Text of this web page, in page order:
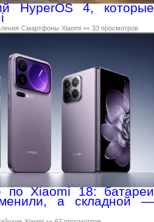
HyperOS 4, которые
Смартфоны Xiaomi 👀 33 просмотров
по Xiaomi 18: батареи
а складной —